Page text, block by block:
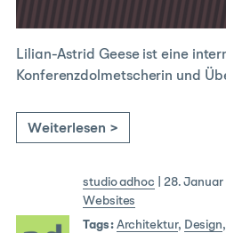
Lilian-Astrid Geese ist eine
Konferenzdolmetscherin und
Weiterlesen >
studio adhoc 28. Januar
Websites
Tags: Architektur, Design,